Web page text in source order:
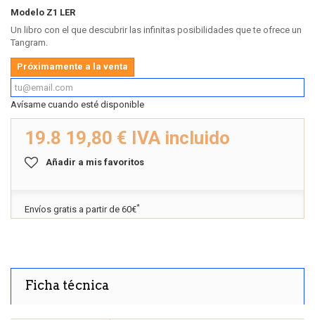
Modelo Z1 LER
Un libro con el que descubrir las infinitas posibilidades que te ofrece un
Tangram.
Próximamente a la venta
Avísame cuando esté disponible
19.8 19,80 € IVA incluido
Añadir a mis favoritos
Envíos gratis a partir de 60€*
Ficha técnica